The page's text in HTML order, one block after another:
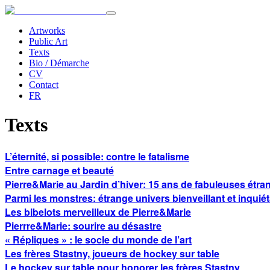
Artworks
Public Art
Texts
Bio / Démarche
CV
Contact
FR
Texts
L’éternité, si possible: contre le fatalisme
Entre carnage et beauté
Pierre&Marie au Jardin d’hiver: 15 ans de fabuleuses
Parmi les monstres: étrange univers bienveillant et
Les bibelots merveilleux de Pierre&Marie
Pierrre&Marie: sourire au désastre
« Répliques » : le socle du monde de l’art
Les frères Stastny, joueurs de hockey sur table
Le hockey sur table pour honorer les frères Stastny